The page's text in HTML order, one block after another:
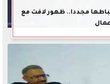
مجددا.. ظهور لافت مع